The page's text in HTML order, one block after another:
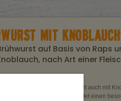
MIT KNOBLAUCH
auf Basis von Raps
nach Art einer
gibt es jetzt auch mit
Fleischwurst mit Knoblauch bietet einen